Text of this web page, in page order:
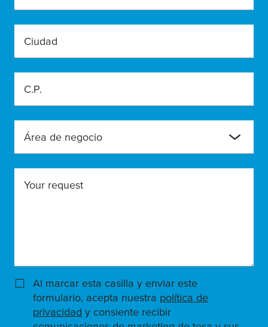
Ciudad
C.P.
Área de negocio
Your request
Al marcar esta casilla y enviar este
formulario, acepta nuestra política de
privacidad y consiente recibir